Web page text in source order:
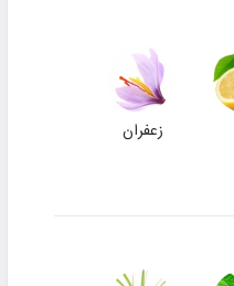
زعفران